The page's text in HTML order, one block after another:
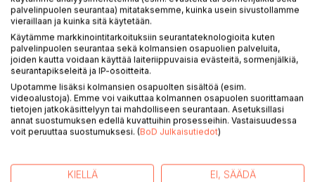
Lisää muistilistalle
Arvostele tuote
KUVAUS
Ajatelmat ovat syntyneet elämässä koetusta
palvelinpuolen seurantaa) mitataksemme, kuinka usein sivustollamme
vieraillaan ja kuinka sitä käytetään.
Käytämme markkinointitarkoituksiin seurantateknologioita kuten
palvelinpuolen seurantaa sekä kolmansien osapuolien palveluita,
joiden kautta voidaan käyttää laiteriippuvaisia evästeitä, sormenjälkiä,
seurantapikseleitä ja IP-osoitteita.
Upotamme lisäksi kolmansien osapuolten sisältöä (esim.
videoalustoja). Emme voi vaikuttaa kolmannen osapuolen suorittamaan
tietojen jatkokäsittelyyn tai mahdolliseen seurantaan. Asetuksillasi
annat suostumuksen edellä kuvattuihin prosesseihin. Vastaisuudessa
voit peruuttaa suostumuksesi. (BoD Julkaisutiedot)
KIELLÄ EI, SÄÄDÄ